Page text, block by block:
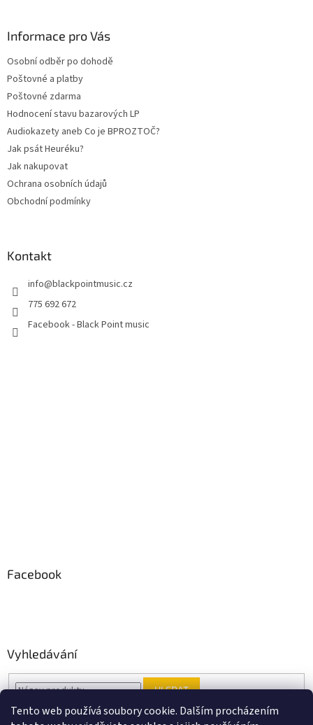
Tento web používá soubory cookie. Dalším procházením
Informace pro Vás
Osobní odběr po dohodě
Poštovné a platby
Poštovné zdarma
Hodnocení stavu bazarových LP
Audiokazety aneb Co je BPROZTOČ?
Jak psát Heuréku?
Jak nakupovat
Ochrana osobních údajů
Obchodní podmínky
Kontakt
info@blackpointmusic.cz
775 692 672
Facebook - Black Point music
Facebook
Vyhledávání
HLEDAT